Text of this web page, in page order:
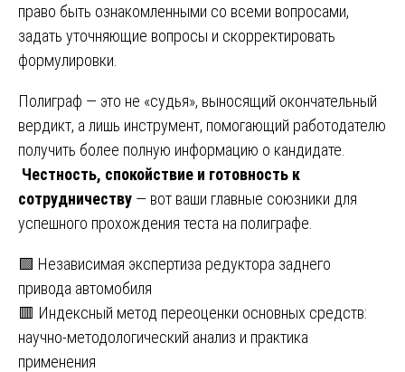
право быть ознакомленными со всеми вопросами,
задать уточняющие вопросы и скорректировать
формулировки.
Полиграф — это не «судья», выносящий окончательный
вердикт, а лишь инструмент, помогающий работодателю
получить более полную информацию о кандидате.
Честность, спокойствие и готовность к
сотрудничеству — вот ваши главные союзники для
успешного прохождения теста на полиграфе.
Навигация
по
записям
🟩 Независимая экспертиза редуктора заднего
привода автомобиля
🟥 Индексный метод переоценки основных средств:
научно-методологический анализ и практика
применения